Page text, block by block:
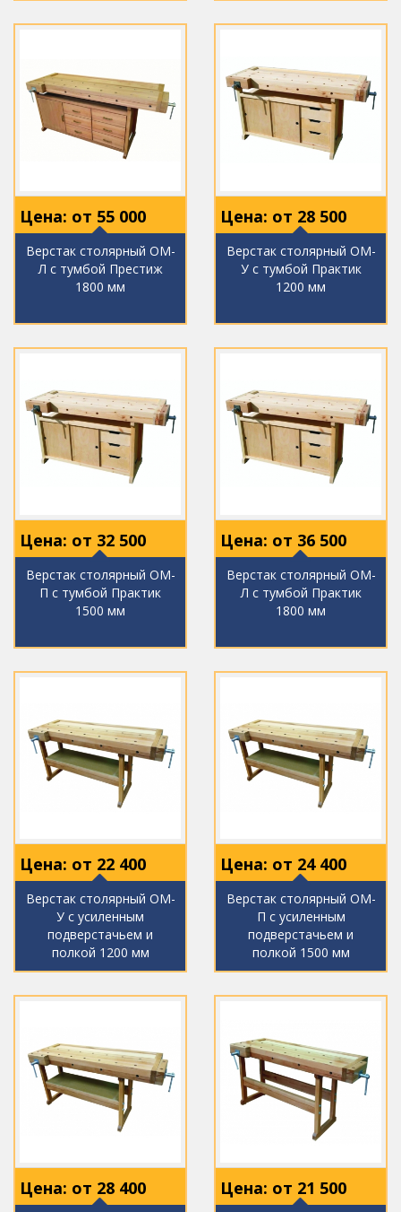
Цена: от 55 000
Верстак столярный ОМ-
Л с тумбой Престиж
1800 мм
Цена: от 28 500
Верстак столярный ОМ-
У с тумбой Практик
1200 мм
Цена: от 32 500
Верстак столярный ОМ-
П с тумбой Практик
1500 мм
Цена: от 36 500
Верстак столярный ОМ-
Л с тумбой Практик
1800 мм
Цена: от 22 400
Верстак столярный ОМ-
У с усиленным
подверстачьем и
полкой 1200 мм
Цена: от 24 400
Верстак столярный ОМ-
П с усиленным
подверстачьем и
полкой 1500 мм
Цена: от 28 400 Цена: от 21 500